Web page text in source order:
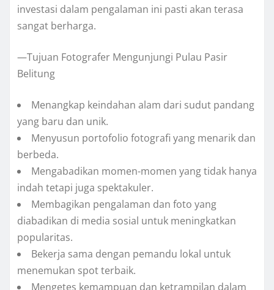
investasi dalam pengalaman ini pasti akan terasa
sangat berharga.
—Tujuan Fotografer Mengunjungi Pulau Pasir
Belitung
Menangkap keindahan alam dari sudut pandang
yang baru dan unik.
Menyusun portofolio fotografi yang menarik dan
berbeda.
Mengabadikan momen-momen yang tidak hanya
indah tetapi juga spektakuler.
Membagikan pengalaman dan foto yang
diabadikan di media sosial untuk meningkatkan
popularitas.
Bekerja sama dengan pemandu lokal untuk
menemukan spot terbaik.
Mengetes kemampuan dan ketrampilan dalam